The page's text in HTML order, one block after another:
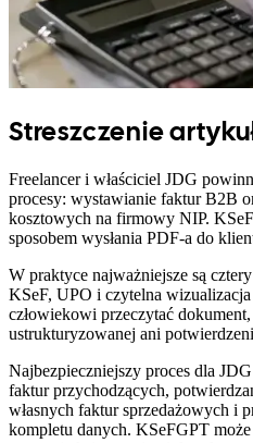
Streszczenie
Freelancer i właściciel JDG
procesy: wystawianie faktur B2B
kosztowych na firmowy NIP.
sposobem wysłania PDF-a do
W praktyce najważniejsze są
KSeF, UPO i czytelna
człowiekowi przeczytać
ustrukturyzowanej ani
Najbezpieczniejszy proces dla
faktur przychodzących,
własnych faktur sprzedażowych i
kompletu danych. KSeFGPT